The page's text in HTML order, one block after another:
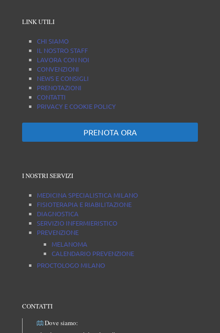
LINK UTILI
CHI SIAMO
IL NOSTRO STAFF
LAVORA CON NOI
CONVENZIONI
NEWS E CONSIGLI
PRENOTAZIONI
CONTATTI
PRIVACY E COOKIE POLICY
PRENOTA ORA
I NOSTRI SERVIZI
MEDICINA SPECIALISTICA MILANO
FISIOTERAPIA E RIABILITAZIONE
DIAGNOSTICA
SERVIZIO INFERMIERISTICO
PREVENZIONE
MELANOMA
CALENDARIO PREVENZIONE
PROCTOLOGO MILANO
CONTATTI
Dove siamo: